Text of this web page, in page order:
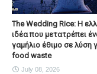
The Wedding Rice: Η
ιδέα που μετατρέπει
γαμήλιο έθιμο σε λύση
food waste
July 08, 2026